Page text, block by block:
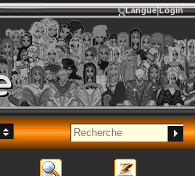
Langue Login